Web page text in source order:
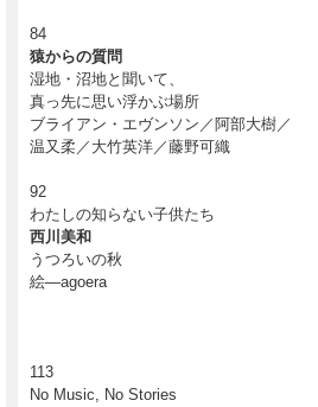
84
猿からの質問
湿地・沼地と聞いて、
真っ先に思い浮かぶ場所
ブライアン・エヴンソン／阿部大樹／
温又柔／大竹英洋／藤野可織
92
わたしの知らない子供たち
西川美和
うつろいの秋
絵―agoera
113
No Music, No Stories